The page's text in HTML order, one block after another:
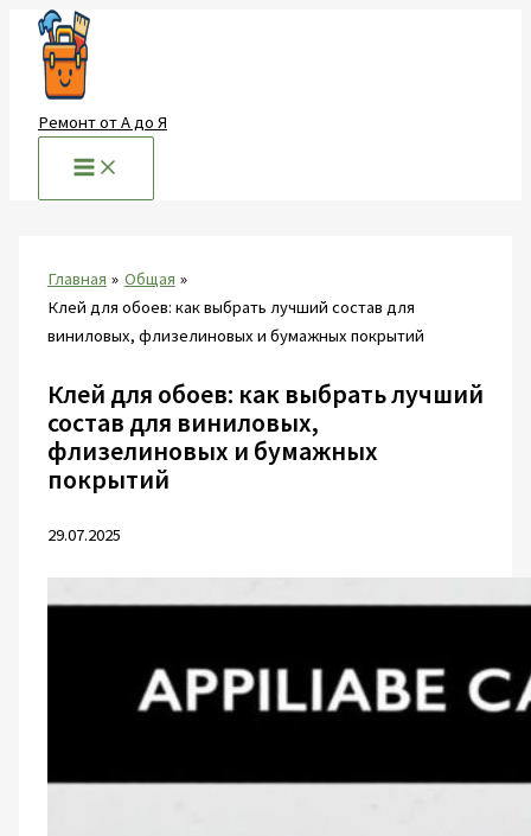
Перейти
содержимому
Ремонт от А до Я
Главная
Общая
Клей для обоев: как выбрать лучший состав для
виниловых, флизелиновых и бумажных покрытий
Клей для обоев: как выбрать лучший
состав для виниловых,
флизелиновых и бумажных
покрытий
29.07.2025